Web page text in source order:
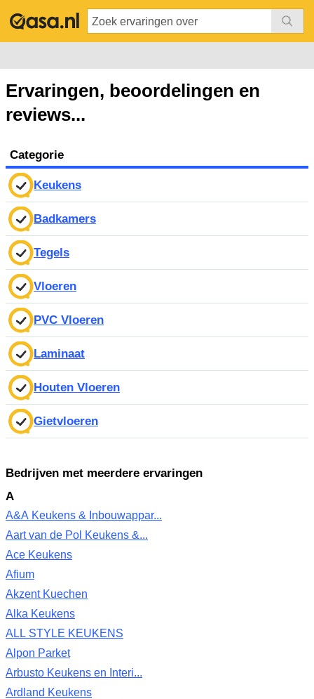
Ervaringen, beoordelingen en
reviews...
Categorie
Keukens
Badkamers
Tegels
Vloeren
PVC Vloeren
Laminaat
Houten Vloeren
Gietvloeren
Bedrijven met meerdere ervaringen
A
A&A Keukens & Inbouwappar...
Aart van de Pol Keukens &...
Ace Keukens
Afium
Akzent Kuechen
Alka Keukens
ALL STYLE KEUKENS
Alpon Parket
Arbusto Keukens en Interi...
Ardland Keukens